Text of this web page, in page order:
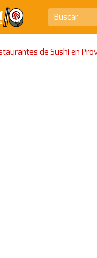
de Sushi en